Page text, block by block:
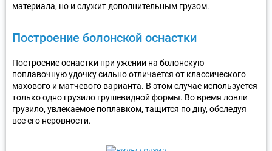
материала, но и служит дополнительным грузом.
Построение болонской оснастки
Построение оснастки при ужении на болонскую
поплавочную удочку сильно отличается от классического
махового и матчевого варианта. В этом случае используется
только одно грузило грушевидной формы. Во время ловли
грузило, увлекаемое поплавком, тащится по дну, обследуя
все его неровности.